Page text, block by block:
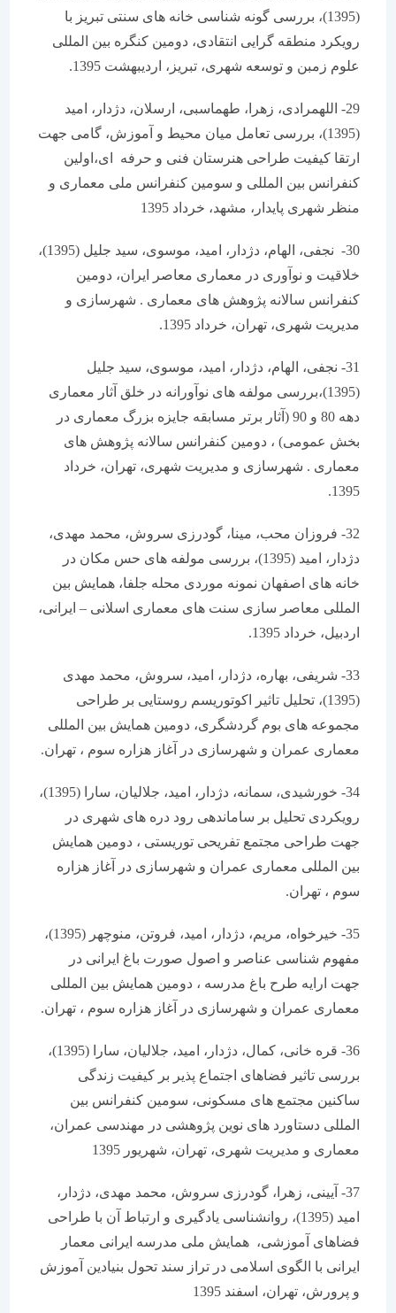
(1395)، بررسی گونه شناسی خانه های سنتی تبریز با
رویکرد منطقه گرایی انتقادی، دومین کنگره بین المللی
علوم زمبن و توسعه شهری، تبریز، اردیبهشت 1395.
29- اللهمرادی، زهرا، طهماسبی، ارسلان، دژدار، امید
(1395)، بررسی تعامل میان محیط و آموزش، گامی جهت
ارتقا کیفیت طراحی هنرستان فنی و حرفه ای،اولین
کنفرانس بین المللی و سومین کنفرانس ملی معماری و
منظر شهری پایدار، مشهد، خرداد 1395
30- نجفی، الهام، دژدار، امید، موسوی، سید جلیل (1395)،
خلاقیت و نوآوری در معماری معاصر ایران، دومین
کنفرانس سالانه پژوهش های معماری . شهرسازی و
مدیریت شهری، تهران، خرداد 1395.
31- نجفی، الهام، دژدار، امید، موسوی، سید جلیل
(1395)،بررسی مولفه های نوآورانه در خلق آثار معماری
دهه 80 و 90 (آثار برتر مسابقه جایزه بزرگ معماری در
بخش عمومی) ، دومین کنفرانس سالانه پژوهش های
معماری . شهرسازی و مدیریت شهری، تهران، خرداد
32- فروزان محب، مینا، گودرزی سروش، محمد مهدی،
دژدار، امید (1395)، بررسی مولفه های حس مکان در
خانه های اصفهان نمونه موردی محله جلفا، همایش بین
المللی معاصر سازی سنت های معماری اسلانی – ایرانی،
اردبیل، خرداد 1395.
33- شریفی، بهاره، دژدار، امید، سروش، محمد مهدی
(1395)، تحلیل تاثیر اکوتوریسم روستایی بر طراحی
مجموعه های بوم گردشگری، دومین همایش بین المللی
معماری عمران و شهرسازی در آغاز هزاره سوم ، تهران.
34- خورشیدی، سمانه، دژدار، امید، جلالیان، سارا (1395)،
رویکردی تحلیل بر ساماندهی رود دره های شهری در
جهت طراحی مجتمع تفریحی توریستی ، دومین همایش
بین المللی معماری عمران و شهرسازی در آغاز هزاره
سوم ، تهران.
35- خیرخواه، مریم، دژدار، امید، فروتن، منوچهر (1395)،
مفهوم شناسی عناصر و اصول صورت باغ ایرانی در
جهت ارایه طرح باغ مدرسه ، دومین همایش بین المللی
معماری عمران و شهرسازی در آغاز هزاره سوم ، تهران.
36- قره خانی، کمال، دژدار، امید، جلالیان، سارا (1395)،
بررسی تاثیر فضاهای اجتماع پذیر بر کیفیت زندگی
ساکنین مجتمع های مسکونی، سومین کنفرانس بین
المللی دستاورد های نوین پژوهشی در مهندسی عمران،
معماری و مدیریت شهری، تهران، شهریور 1395
37- آیینی، زهرا، گودرزی سروش، محمد مهدی، دژدار،
امید (1395)، روانشناسی یادگیری و ارتباط آن با طراحی
فضاهای آموزشی، همایش ملی مدرسه ایرانی معمار
ایرانی با الگوی اسلامی در تراز سند تحول بنیادین آموزش
و پرورش، تهران، اسفند 1395